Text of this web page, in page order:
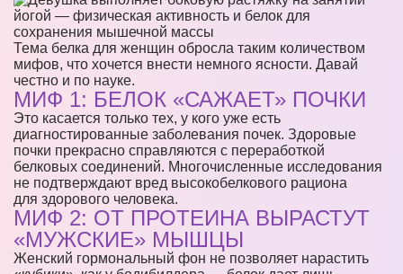
Тема белка для женщин обросла таким количеством
мифов, что хочется внести немного ясности. Давай
честно и по науке.
МИФ 1: БЕЛОК «САЖАЕТ» ПОЧКИ
Это касается только тех, у кого уже есть
диагностированные заболевания почек. Здоровые
почки прекрасно справляются с переработкой
белковых соединений. Многочисленные исследования
не подтверждают вред высокобелкового рациона
для здорового человека.
МИФ 2: ОТ ПРОТЕИНА ВЫРАСТУТ
«МУЖСКИЕ» МЫШЦЫ
Женский гормональный фон не позволяет нарастить